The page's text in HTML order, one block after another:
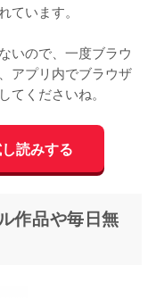
います。
いので、一度ブラウ
アプリ内でブラウザ
くださいね。
読みする
作品や毎日無